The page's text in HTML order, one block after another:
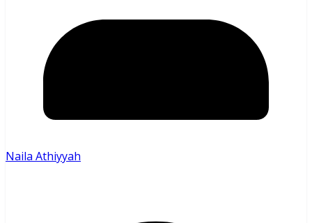
Naila Athiyyah